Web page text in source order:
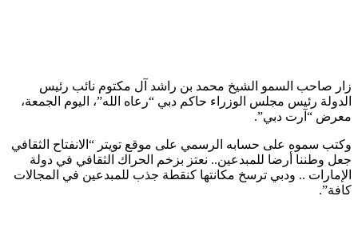
زار صاحب السمو الشيخ محمد بن راشد آل مكتوم نائب رئيس
الدولة رئيس مجلس الوزراء حاكم دبي “رعاه الله”، اليوم الجمعة،
معرض “آرت دبي”.
وكتب سموه على حسابه الرسمي على موقع تويتر “الانفتاح الثقافي
جعل وطننا أرضا للمبدعين.. نعتز بزخم الحراك الثقافي في دولة
الإمارات .. ودبي ترسخ مكانتها كنقطة جذب للمبدعين في المجالات
كافة”.